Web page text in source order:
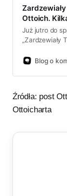
Ottoich.
Już jutro do
„Zardzewiały
autorem jest
zapoznać się
cyfrowej, ale
powiedzieć,
Blog o
Źródła: post
Ottoicharta